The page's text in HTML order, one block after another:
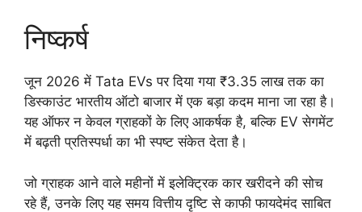
निष्कर्ष
जून 2026 में Tata EVs पर दिया गया ₹3.35 लाख तक का
डिस्काउंट भारतीय ऑटो बाजार में एक बड़ा कदम माना जा रहा है।
यह ऑफर न केवल ग्राहकों के लिए आकर्षक है, बल्कि EV सेगमेंट
में बढ़ती प्रतिस्पर्धा का भी स्पष्ट संकेत देता है।
जो ग्राहक आने वाले महीनों में इलेक्ट्रिक कार खरीदने की सोच
रहे हैं, उनके लिए यह समय वित्तीय दृष्टि से काफी फायदेमंद साबित